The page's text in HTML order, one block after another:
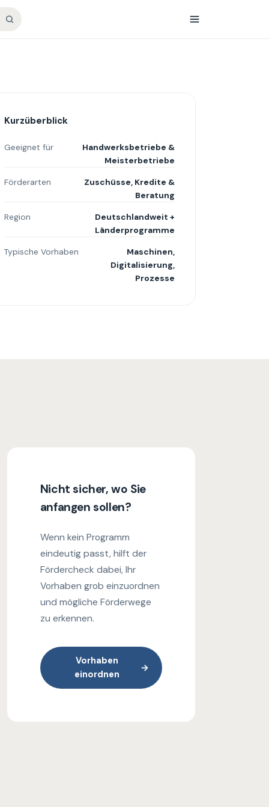
Kurzüberblick
Geeignet für
Handwerksbetriebe &
Meisterbetriebe
Förderarten
Zuschüsse, Kredite &
Beratung
Region
Deutschlandweit +
Länderprogramme
Typische Vorhaben
Maschinen,
Digitalisierung,
Prozesse
Nicht sicher, wo Sie
anfangen sollen?
Wenn kein Programm
eindeutig passt, hilft der
Fördercheck dabei, Ihr
Vorhaben grob einzuordnen
und mögliche Förderwege
zu erkennen.
Vorhaben
einordnen
→